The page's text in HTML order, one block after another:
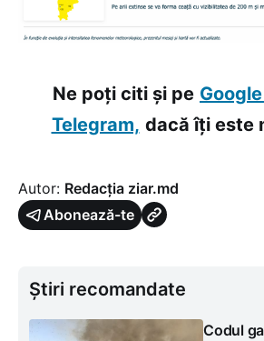
Ne poți citi și pe
Telegram, dacă îți este
Autor: Redacția ziar.md
Abonează-te
Știri recomandate
Codul